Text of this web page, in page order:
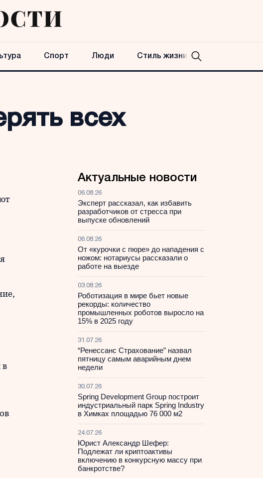
Спорт Люди Стиль жизни
всех
в
Актуальные новости
06.08.26
Эксперт рассказал, как избавить
разработчиков от стресса при
выпуске обновлений
06.08.26
От «курочки с пюре» до нападения с
ножом: нотариусы рассказали о
работе на выезде
03.08.26
Роботизация в мире бьет новые
рекорды: количество
промышленных роботов выросло на
15% в 2025 году
31.07.26
“Ренессанс Страхование” назвал
пятницу самым аварийным днем
недели
30.07.26
Spring Development Group построит
индустриальный парк Spring Industry
в Химках площадью 76 000 м2
24.07.26
Юрист Александр Шефер:
Подлежат ли криптоактивы
включению в конкурсную массу при
банкротстве?